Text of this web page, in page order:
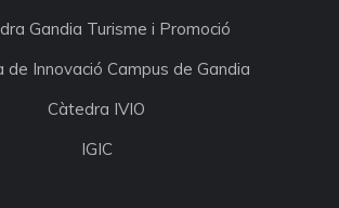
Gandia Turisme i Promoció
de Innovació Campus de Gandia
Càtedra IVIO
IGIC